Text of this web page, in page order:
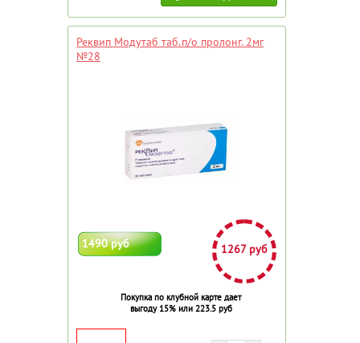
Реквип Модутаб таб.п/о пролонг. 2мг
№28
1490 руб 1267 руб
Покупка по клубной карте дает
выгоду 15% или 223.5 руб